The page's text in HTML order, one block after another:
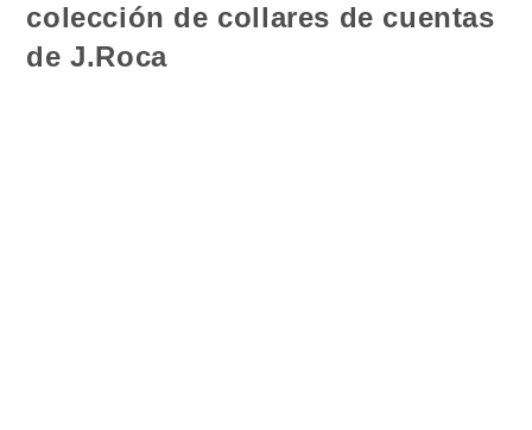
colección de collares de cuentas
de J.Roca